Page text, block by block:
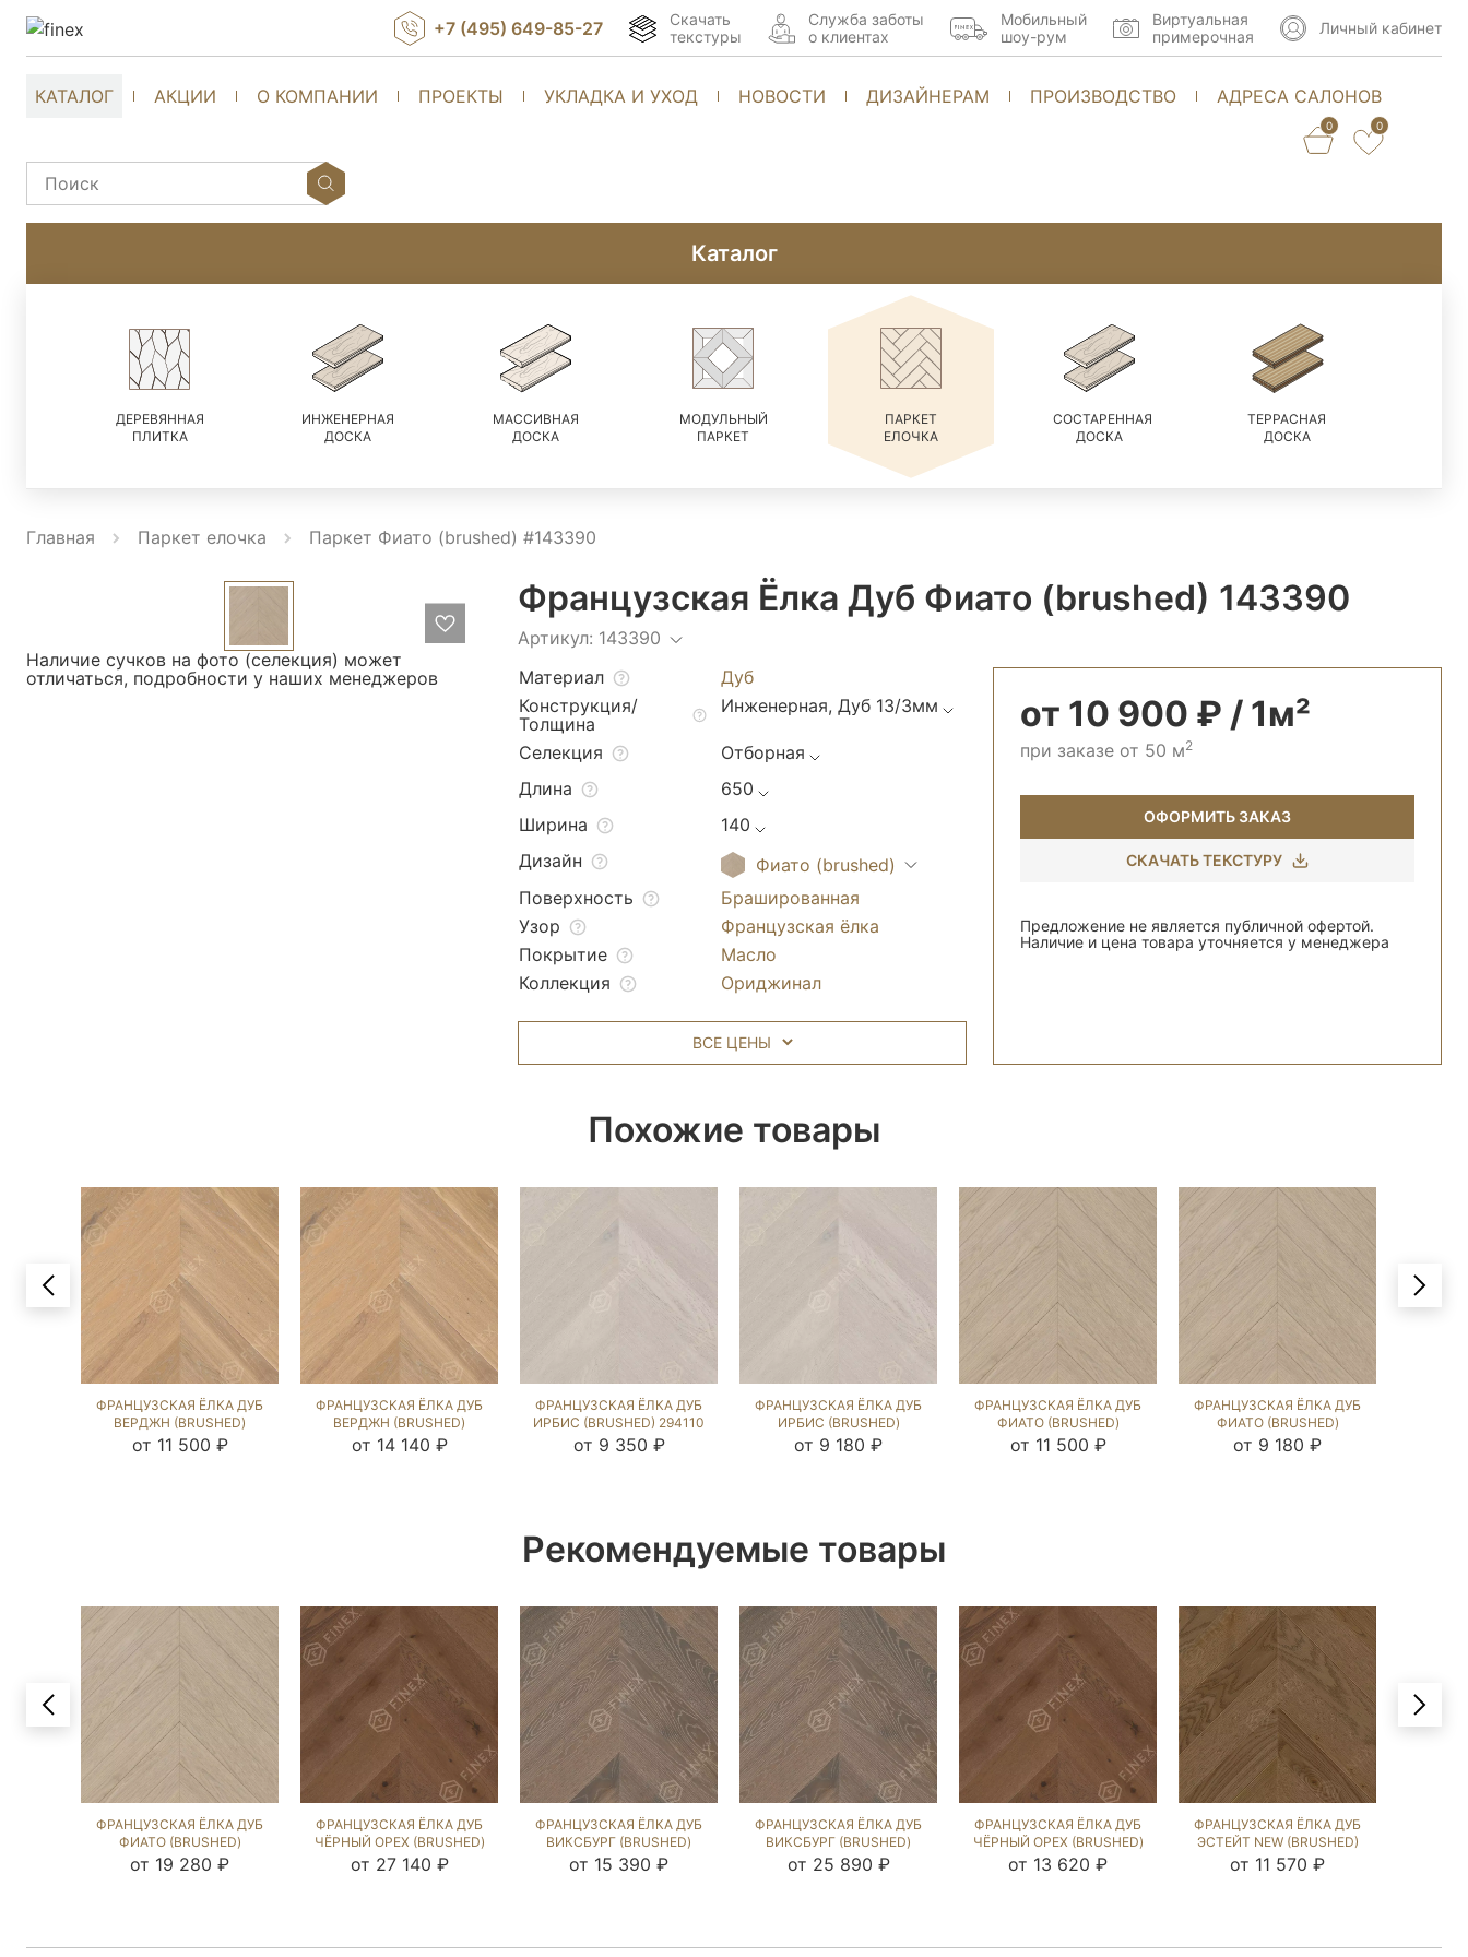
КАТАЛОГ АКЦИИ О КОМПАНИИ ПРОЕКТЫ УКЛАДКА И УХОД НОВОСТИ ДИЗАЙНЕРАМ ПРОИЗВОДСТВО АДРЕСА САЛОНОВ
0 0
+7 (495) 649-85-27
Скачать
текстуры
Cлужба заботы
о клиентах
Мобильный
шоу-рум
Виртуальная
примерочная
Личный кабинет
Каталог
ДЕРЕВЯННАЯ
ПЛИТКА
ИНЖЕНЕРНАЯ
ДОСКА
МАССИВНАЯ
ДОСКА
МОДУЛЬНЫЙ
ПАРКЕТ
ПАРКЕТ
ЕЛОЧКА
СОСТАРЕННАЯ
ДОСКА
ТЕРРАСНАЯ
ДОСКА
Главная Паркет елочка Паркет Фиато (brushed) #143390
Наличие сучков на фото (селекция) может
отличаться, подробности у наших менеджеров
Французская Ёлка Дуб Фиато (brushed) 143390
Артикул: 143390
Материал
Дуб
Конструкция/
Толщина
Инженерная, Дуб 13/3мм
Селекция
Отборная
Длина
650
Ширина
140
Дизайн
Фиато (brushed)
Поверхность
Брашированная
Узор
Французская ёлка
Покрытие
Масло
Коллекция
Ориджинал
от 10 900 ₽ / 1м²
при заказе от 50 м2
ОФОРМИТЬ ЗАКАЗ
СКАЧАТЬ ТЕКСТУРУ
Предложение не является публичной офертой.
Наличие и цена товара уточняется у менеджера
ВСЕ ЦЕНЫ
Похожие товары
ФРАНЦУЗСКАЯ ЁЛКА ДУБ
ВЕРДЖН (BRUSHED)
143318
от 11 500 ₽
ФРАНЦУЗСКАЯ ЁЛКА ДУБ
ВЕРДЖН (BRUSHED)
213418
от 14 140 ₽
ФРАНЦУЗСКАЯ ЁЛКА ДУБ
ИРБИС (BRUSHED) 294110
от 9 350 ₽
ФРАНЦУЗСКАЯ ЁЛКА ДУБ
ИРБИС (BRUSHED)
143257
от 9 180 ₽
ФРАНЦУЗСКАЯ ЁЛКА ДУБ
ФИАТО (BRUSHED)
143391
от 11 500 ₽
ФРАНЦУЗСКАЯ ЁЛКА ДУБ
ФИАТО (BRUSHED)
143389
от 9 180 ₽
Рекомендуемые товары
ФРАНЦУЗСКАЯ ЁЛКА ДУБ
ФИАТО (BRUSHED)
1044543
от 19 280 ₽
ФРАНЦУЗСКАЯ ЁЛКА ДУБ
ЧЁРНЫЙ ОРЕХ (BRUSHED)
103150
от 27 140 ₽
ФРАНЦУЗСКАЯ ЁЛКА ДУБ
ВИКСБУРГ (BRUSHED)
245898
от 15 390 ₽
ФРАНЦУЗСКАЯ ЁЛКА ДУБ
ВИКСБУРГ (BRUSHED)
103790
от 25 890 ₽
ФРАНЦУЗСКАЯ ЁЛКА ДУБ
ЧЁРНЫЙ ОРЕХ (BRUSHED)
107821
от 13 620 ₽
ФРАНЦУЗСКАЯ ЁЛКА ДУБ
ЭСТЕЙТ NEW (BRUSHED)
213195
от 11 570 ₽